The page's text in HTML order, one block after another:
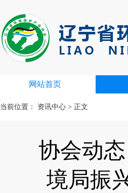
网站首页
当前位置： 资讯中心 > 正文
协会动
境局振